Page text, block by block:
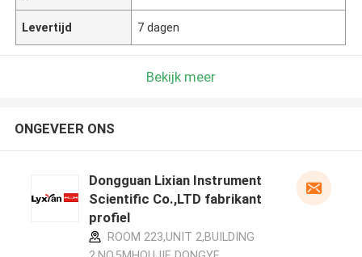
Levertijd 7 dagen
Bekijk meer
ONGEVEER ONS
Dongguan Lixian Instrument
Scientific Co.,LTD fabrikant
profiel
ROOM 223,UNIT 2,BUILDING